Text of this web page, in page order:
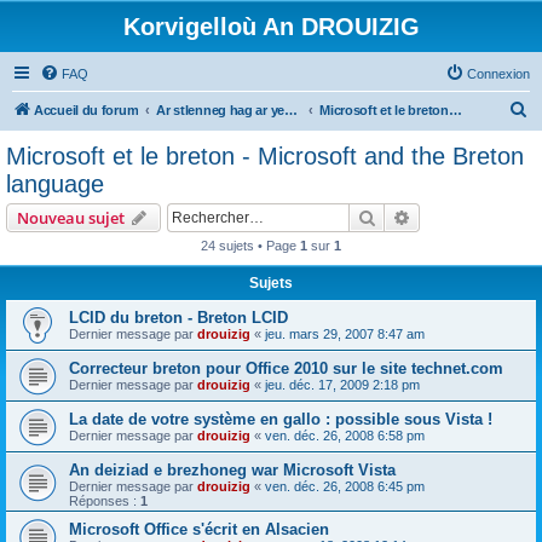
Korvigelloù An DROUIZIG
FAQ Connexion
Accueil du forum Ar stlenneg hag ar yezhoù bihan er bed a-bezh Microsoft et le breton - Microsoft and the Breton language
Microsoft et le breton - Microsoft and the Breton
language
Nouveau sujet Rechercher
24 sujets • Page 1 sur 1
Sujets
LCID du breton - Breton LCID
Dernier message par drouizig « jeu. mars 29, 2007 8:47 am
Correcteur breton pour Office 2010 sur le site technet.com
Dernier message par drouizig « jeu. déc. 17, 2009 2:18 pm
La date de votre système en gallo : possible sous Vista !
Dernier message par drouizig « ven. déc. 26, 2008 6:58 pm
An deiziad e brezhoneg war Microsoft Vista
Dernier message par drouizig « ven. déc. 26, 2008 6:45 pm
Réponses : 1
Microsoft Office s'écrit en Alsacien